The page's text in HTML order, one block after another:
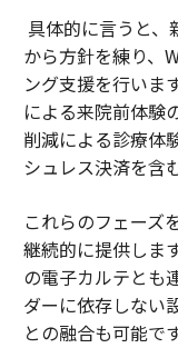
具体的に言うと
から方針を練り、
ング支援を行いま
による来院前体験
削減による診療体
シュレス決済を含
これらのフェーズ
継続的に提供しま
の電子カルテとも
ダーに依存しない
との融合も可能です